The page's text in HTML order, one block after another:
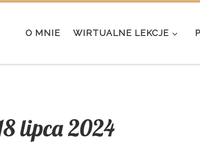
O MNIE WIRTUALNE LEKCJE
lipca 2024